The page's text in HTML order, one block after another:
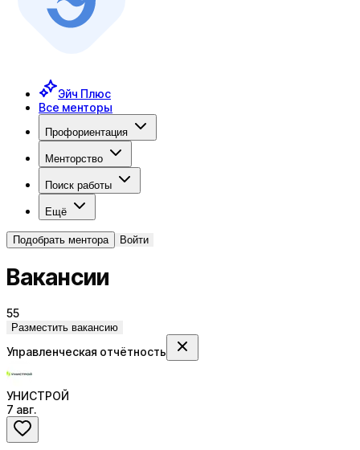
Эйч Плюс
Все менторы
Профориентация
Менторство
Поиск работы
Ещё
Подобрать ментора Войти
Вакансии
55
Разместить вакансию
Управленческая отчётность
УНИСТРОЙ
7 авг.